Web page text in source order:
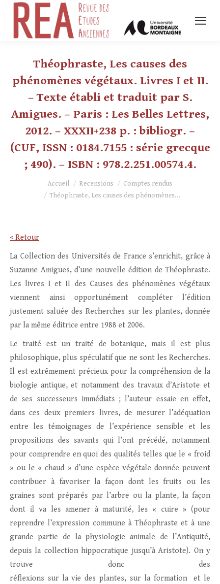
Théophraste, Les causes des
phénomènes végétaux. Livres I et II.
– Texte établi et traduit par S.
Amigues. – Paris : Les Belles Lettres,
2012. – XXXII+238 p. : bibliogr. –
(CUF, ISSN : 0184.7155 : série grecque
; 490). – ISBN : 978.2.251.00574.4.
Vous êtes ici :Accueil Recensions
Comptes rendus
Théophraste, Les causes des phénomènes…
< Retour
La Collection des Universités de France s’enrichit, grâce à
Suzanne Amigues, d’une nouvelle édition de Théophraste.
Les livres I et II des Causes des phénomènes végétaux
viennent ainsi opportunément compléter l’édition
justement saluée des Recherches sur les plantes, donnée
par la même éditrice entre 1988 et 2006.
Le traité est un traité de botanique, mais il est plus
philosophique, plus spéculatif que ne sont les Recherches.
Il est extrêmement précieux pour la compréhension de la
biologie antique, et notamment des travaux d’Aristote et
de ses successeurs immédiats ; l’auteur essaie en effet,
dans ces deux premiers livres, de mesurer l’adéquation
entre les témoignages de l’expérience sensible et les
propositions des savants qui l’ont précédé, notamment
pour comprendre en quoi des qualités telles que le « froid
» ou le « chaud » d’une espèce végétale donnée peuvent
contribuer à favoriser la façon dont les fruits ou les
graines sont préparés par l’arbre ou la plante, la façon
dont il va les amener à maturité, les « cuire » (pour
reprendre l’expression commune à Théophraste et à une
grande partie de la physiologie animale de l’Antiquité,
depuis la collection hippocratique jusqu’à Aristote). On y
trouve donc des
réflexions sur la vie des plantes, sur la formation et le